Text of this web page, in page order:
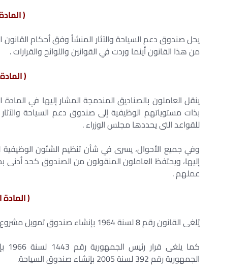
(
يحل صندوق دعم السياحة والآثار المنشأ وفق أحكام القانون
من هذا القانون أينما وردت في القوانين واللوائح والقرارات .
(
ينقل العاملون بالصناديق المندمجة المشار إليها في
بذات مستوياتهم الوظيفية إلى صندوق دعم السياحة والآثار
للقواعد التى يحددها مجلس الوزراء .
وفي جميع الأحوال، يسرى في شأن تنظيم الشئون الوظيفية
إليها، ويحتفظ العاملون المنقولون من الصندوق كحد أدنى
عملهم .
(
يُلغى القانون رقم 8 لسنة 1964 بإنشاء صندوق تمويل مشروع إنقاذ آثار النوبة وطريقة تمويله.
الجمهورية رقم 392 لسنة 2005 بإنشاء صندوق السياحة.